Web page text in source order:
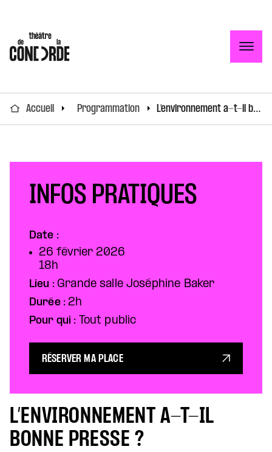
Accueil Programmation L’environnement a-t-il bonne presse ?
L’ENVIRONNEMENT A-T-IL
BONNE PRESSE ?
INFOS PRATIQUES
Date :
26 février 2026
18h
Lieu :Grande salle Joséphine Baker
Durée :2h
Pour qui : Tout public
RÉSERVER MA PLACE